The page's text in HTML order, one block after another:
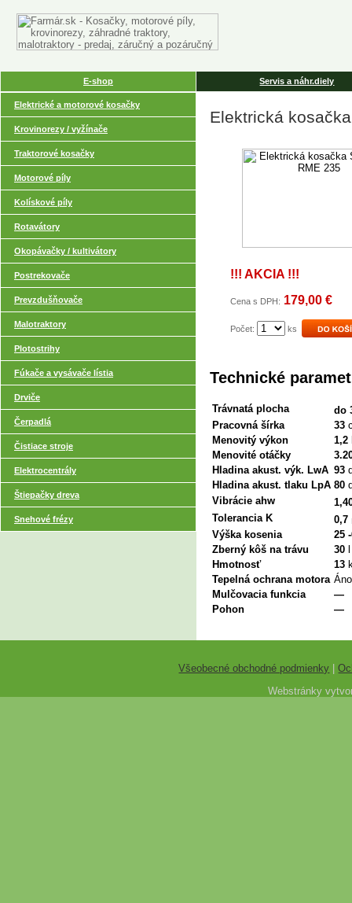
E-shop Servis a náhr.diely
Elektrické a motorové kosačky
Krovinorezy / vyžínače
Traktorové kosačky
Motorové píly
Kolískové píly
Rotavátory
Okopávačky / kultivátory
Postrekovače
Prevzdušňovače
Malotraktory
Plotostrihy
Fúkače a vysávače lístia
Drviče
Čerpadlá
Čistiace stroje
Elektrocentrály
Štiepačky dreva
Snehové frézy
Elektrická
!!! AKCIA !!!
Cena s DPH: 179,00 €
Počet: ks
Technické
Trávnatá plocha
do
Pracovná šírka
33
Menovitý výkon
1,2
Menovité otáčky
Hladina akust. výk. LwA 93
Hladina akust. tlaku LpA 80
Vibrácie ahw
Tolerancia K
0,7
Výška kosenia
25
Zberný kôš na trávu
30
Hmotnosť
13
Tepelná ochrana motora Áno
Mulčovacia funkcia
—
Pohon
—
Všeobecné obchodné podmienky |
Webstránky